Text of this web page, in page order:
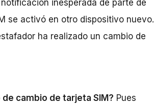
inesperada de parte de
se activó en otro dispositivo nuevo.
ha realizado un cambio de
cambio de tarjeta SIM? Pues